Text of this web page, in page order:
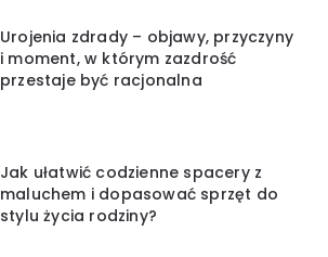
Urojenia zdrady – objawy, przyczyny
i moment, w którym zazdrość
przestaje być racjonalna
Jak ułatwić codzienne spacery z
maluchem i dopasować sprzęt do
stylu życia rodziny?